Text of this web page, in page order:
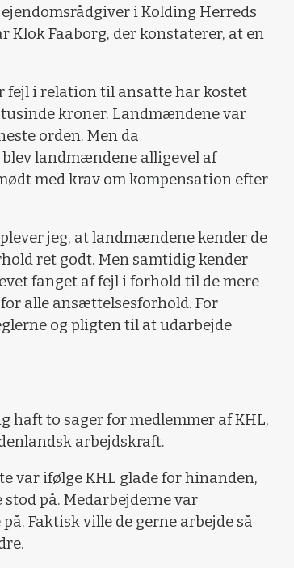
i Kolding Herreds
Klok Faaborg, der konstaterer, at en
fejl i relation til ansatte har kostet
kroner. Landmændene var
orden. Men da
landmændene alligevel af
med krav om kompensation efter
jeg, at landmændene kender de
ret godt. Men samtidig kender
fanget af fejl i forhold til de mere
alle ansættelsesforhold. For
og pligten til at udarbejde
haft to sager for medlemmer af KHL,
arbejdskraft.
var ifølge KHL glade for hinanden,
på. Medarbejderne var
Faktisk ville de gerne arbejde så